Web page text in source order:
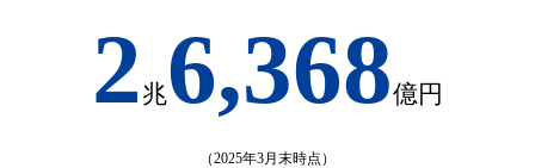
2 兆6,368億円
（2025年3月末時点）